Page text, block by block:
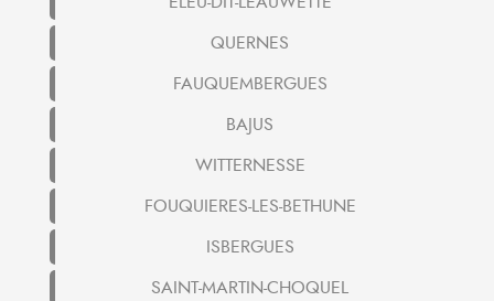
QUERNES
FAUQUEMBERGUES
BAJUS
WITTERNESSE
FOUQUIERES-LES-BETHUNE
ISBERGUES
SAINT-MARTIN-CHOQUEL